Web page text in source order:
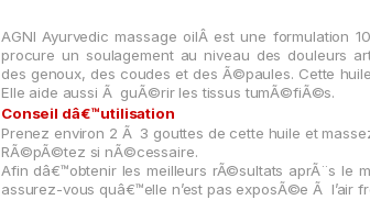
AGNI Ayurvedic massage oilÂ est une formulation
procure un soulagement au niveau des douleurs
des genoux, des coudes et des Ã©paules. Cette
Elle aide aussi Ã guÃ©rir les tissus tumÃ©fiÃ©s.
Conseil dâ€™utilisation
Prenez environ 2 Ã 3 gouttes de cette huile et
RÃ©pÃ©tez si nÃ©cessaire.
Afin dâ€™obtenir les meilleurs rÃ©sultats aprÃ¨s le
assurez-vous quâ€™elle n’est pas exposÃ©e Ã l’air